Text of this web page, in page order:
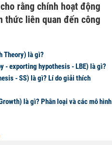
rằng chính hoạt động
thức liên quan đến công
Theory) là gì?
- exporting hypothesis - LBE) là gì?
- SS) là gì? Lí do giải thích
là gì? Phân loại và các mô hình